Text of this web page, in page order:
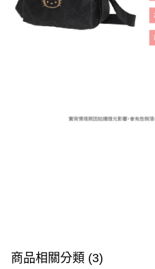
商品相關分類 (3)